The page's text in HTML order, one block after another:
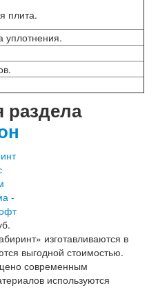
Альтекс
Элеганс
плита.
уплотнения.
раздела
изготавливаются в
выгодной стоимостью.
современным
используются